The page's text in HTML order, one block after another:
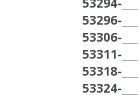
53296-___
53306-___
53311-___
53318-___
53324-___